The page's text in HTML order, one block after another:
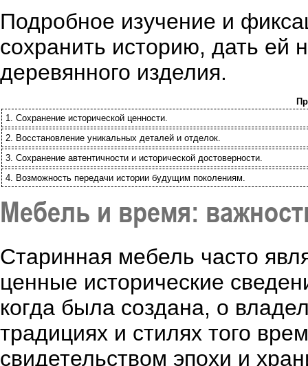
Подробное изучение и
сохранить историю, дать ей
деревянного изделия.
1. Сохранение исторической ценности.
2. Восстановление уникальных деталей и отделок.
3. Сохранение автентичности и исторической достоверности.
4. Возможность передачи истории будущим поколениям.
Мебель и время:
Старинная мебель часто
ценные исторические
когда была создана, о
традициях и стилях того
свидетельством эпохи и